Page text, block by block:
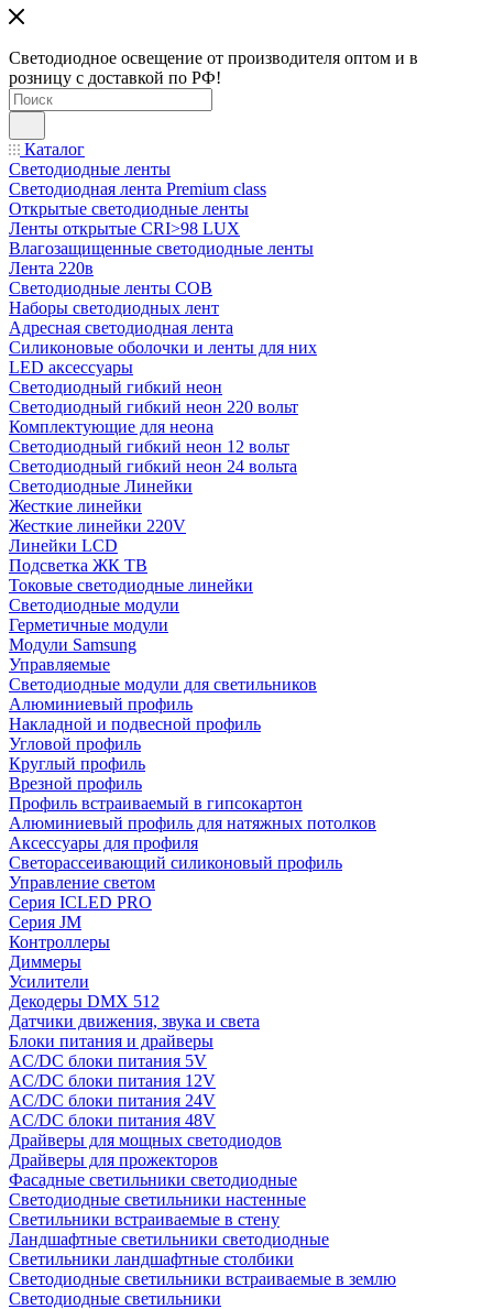
Светодиодное освещение от производителя оптом и в
розницу с доставкой по РФ!
Каталог
Светодиодные ленты
Светодиодная лента Premium class
Открытые светодиодные ленты
Ленты открытые CRI>98 LUX
Влагозащищенные светодиодные ленты
Лента 220в
Светодиодные ленты COB
Наборы светодиодных лент
Адресная светодиодная лента
Силиконовые оболочки и ленты для них
LED аксессуары
Светодиодный гибкий неон
Светодиодный гибкий неон 220 вольт
Комплектующие для неона
Светодиодный гибкий неон 12 вольт
Светодиодный гибкий неон 24 вольта
Светодиодные Линейки
Жесткие линейки
Жесткие линейки 220V
Линейки LCD
Подсветка ЖК ТВ
Токовые светодиодные линейки
Светодиодные модули
Герметичные модули
Модули Samsung
Управляемые
Светодиодные модули для светильников
Алюминиевый профиль
Накладной и подвесной профиль
Угловой профиль
Круглый профиль
Врезной профиль
Профиль встраиваемый в гипсокартон
Алюминиевый профиль для натяжных потолков
Аксессуары для профиля
Светорассеивающий силиконовый профиль
Управление светом
Серия ICLED PRO
Серия JM
Контроллеры
Диммеры
Усилители
Декодеры DMX 512
Датчики движения, звука и света
Блоки питания и драйверы
AC/DC блоки питания 5V
AC/DC блоки питания 12V
AC/DC блоки питания 24V
AC/DC блоки питания 48V
Драйверы для мощных светодиодов
Драйверы для прожекторов
Фасадные светильники светодиодные
Светодиодные светильники настенные
Светильники встраиваемые в стену
Ландшафтные светильники светодиодные
Светильники ландшафтные столбики
Светодиодные светильники встраиваемые в землю
Светодиодные светильники